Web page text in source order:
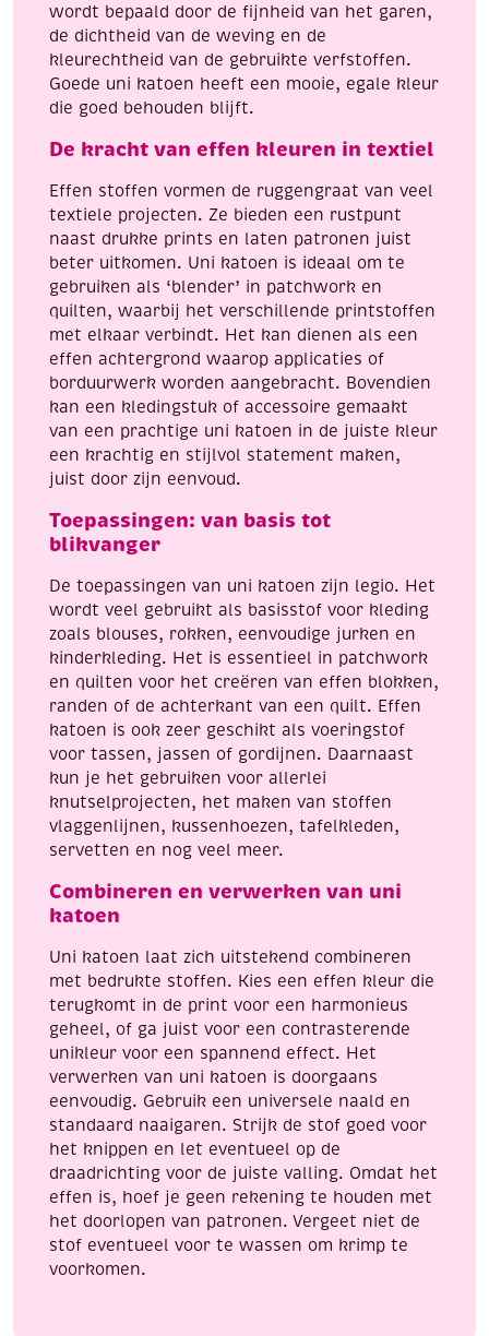
wordt bepaald door de fijnheid van het garen,
de dichtheid van de weving en de
kleurechtheid van de gebruikte verfstoffen.
Goede uni katoen heeft een mooie, egale kleur
die goed behouden blijft.
De kracht van effen kleuren in textiel
Effen stoffen vormen de ruggengraat van veel
textiele projecten. Ze bieden een rustpunt
naast drukke prints en laten patronen juist
beter uitkomen. Uni katoen is ideaal om te
gebruiken als ‘blender’ in patchwork en
quilten, waarbij het verschillende printstoffen
met elkaar verbindt. Het kan dienen als een
effen achtergrond waarop applicaties of
borduurwerk worden aangebracht. Bovendien
kan een kledingstuk of accessoire gemaakt
van een prachtige uni katoen in de juiste kleur
een krachtig en stijlvol statement maken,
juist door zijn eenvoud.
Toepassingen: van basis tot
blikvanger
De toepassingen van uni katoen zijn legio. Het
wordt veel gebruikt als basisstof voor kleding
zoals blouses, rokken, eenvoudige jurken en
kinderkleding. Het is essentieel in patchwork
en quilten voor het creëren van effen blokken,
randen of de achterkant van een quilt. Effen
katoen is ook zeer geschikt als voeringstof
voor tassen, jassen of gordijnen. Daarnaast
kun je het gebruiken voor allerlei
knutselprojecten, het maken van stoffen
vlaggenlijnen, kussenhoezen, tafelkleden,
servetten en nog veel meer.
Combineren en verwerken van uni
katoen
Uni katoen laat zich uitstekend combineren
met bedrukte stoffen. Kies een effen kleur die
terugkomt in de print voor een harmonieus
geheel, of ga juist voor een contrasterende
unikleur voor een spannend effect. Het
verwerken van uni katoen is doorgaans
eenvoudig. Gebruik een universele naald en
standaard naaigaren. Strijk de stof goed voor
het knippen en let eventueel op de
draadrichting voor de juiste valling. Omdat het
effen is, hoef je geen rekening te houden met
het doorlopen van patronen. Vergeet niet de
stof eventueel voor te wassen om krimp te
voorkomen.